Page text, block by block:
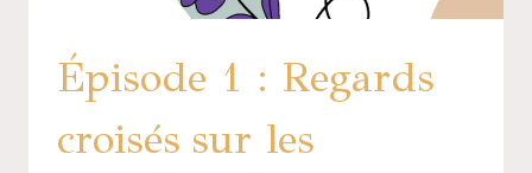
Épisode 1 : Regards
croisés sur les